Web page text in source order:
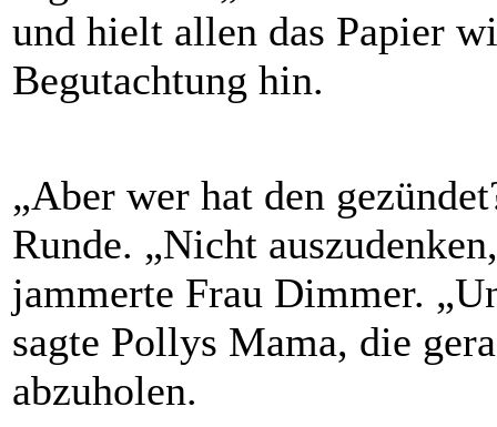
und hielt allen das Papier
Begutachtung hin.
„Aber wer hat den
Runde. „Nicht
jammerte Frau Dimmer.
sagte Pollys Mama, die
abzuholen.